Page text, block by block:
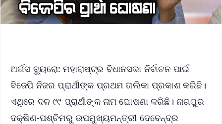
ଅର୍ଗସ ବ୍ୟୁରୋ: ମହାରାଷ୍ଟ୍ର ବିଧାନସଭା ନିର୍ବାଚନ ପାଇଁ
ବିଜେପି ନିଜର ପ୍ରାର୍ଥୀଙ୍କ ପ୍ରଥମ ତାଲିକା ପ୍ରକାଶ କରିଛି।
ଏଥିରେ ଦଳ ୯୯ ପ୍ରାର୍ଥୀଙ୍କ ନାମ ଘୋଷଣା କରିଛି। ନାଗପୁର
ଦକ୍ଷିଣ-ପଶ୍ଚିମରୁ ଉପମୁଖ୍ୟମନ୍ତ୍ରୀ ଦେବେନ୍ଦ୍ର